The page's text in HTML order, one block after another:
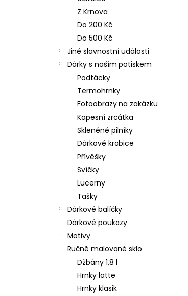
Z Krnova
Do 200 Kč
Do 500 Kč
Jiné slavnostní události
Dárky s naším potiskem
Podtácky
Termohrnky
Fotoobrazy na zakázku
Kapesní zrcátka
Skleněné pilníky
Dárkové krabice
Přívěšky
Svíčky
Lucerny
Tašky
Dárkové balíčky
Dárkové poukazy
Motivy
Ručně malované sklo
Džbány 1,8 l
Hrnky latte
Hrnky klasik
NEREZOVÁ LŽIČKA - NA ZAKÁZKU 17